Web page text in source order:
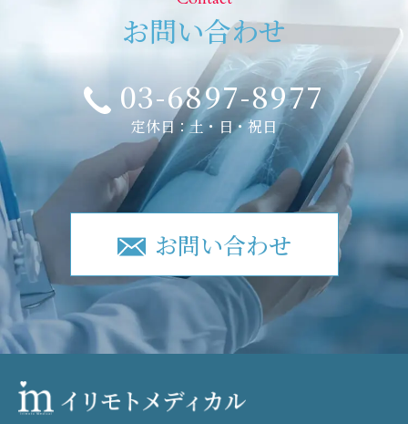
お問い合わせ
03-6897-8977
定休日：土・日・祝日
お問い合わせ